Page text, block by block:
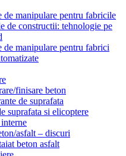
de manipulare pentru fabricile
de constructii: tehnologie pe
de manipulare pentru fabrici
finisare beton
de suprafata
suprafata si elicoptere
asfalt – discuri
beton asfalt